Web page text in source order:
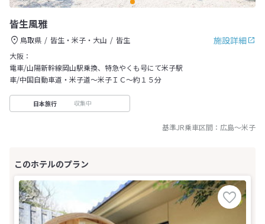
皆生風雅
施設詳細
鳥取県 皆生・米子・大山
皆生
大阪：
電車/山陽新幹線岡山駅乗換、特急やくも号にて米子駅
車/中国自動車道・米子道～米子ＩＣ～約１５分
日本旅行 収集中
基準JR乗車区間： 広島～米子